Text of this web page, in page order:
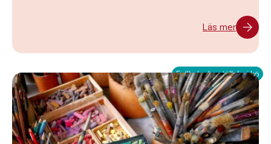
Läs mer
Fullbokad – ställ dig i kö